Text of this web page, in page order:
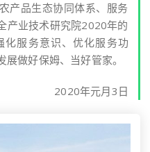
产品生态协同体系、服务
产业技术研究院2020年的
化服务意识、优化服务功
做好保姆、当好管家。
2020年元月3日